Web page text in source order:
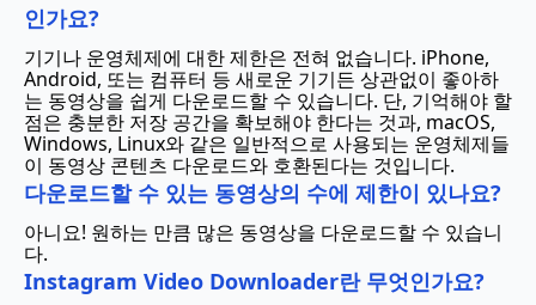
인가요?
기기나 운영체제에 대한 제한은 전혀 없습니다. iPhone,
Android, 또는 컴퓨터 등 새로운 기기든 상관없이 좋아하
는 동영상을 쉽게 다운로드할 수 있습니다. 단, 기억해야 할
점은 충분한 저장 공간을 확보해야 한다는 것과, macOS,
Windows, Linux와 같은 일반적으로 사용되는 운영체제들
이 동영상 콘텐츠 다운로드와 호환된다는 것입니다.
다운로드할 수 있는 동영상의 수에 제한이 있나요?
아니요! 원하는 만큼 많은 동영상을 다운로드할 수 있습니
다.
Instagram Video Downloader란 무엇인가요?